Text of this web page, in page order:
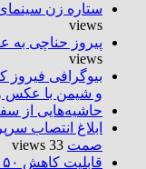
ستاره زن
views
پیروز حناچی به
views
بیوگرافی
و شیمن با عکس
حاشیه‌هایی از
ابلاغ انتصاب
صمت 33 views